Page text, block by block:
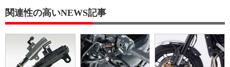
関連性の高いNEWS記事